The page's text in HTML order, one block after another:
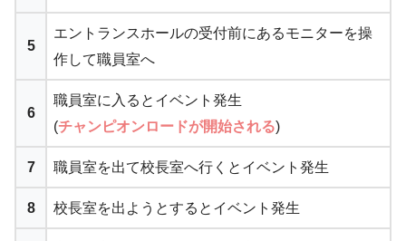
5
エントランスホールの受付前にあるモニターを操
作して職員室へ
6
職員室に入るとイベント発生
(チャンピオンロードが開始される)
7 職員室を出て校長室へ行くとイベント発生
8 校長室を出ようとするとイベント発生